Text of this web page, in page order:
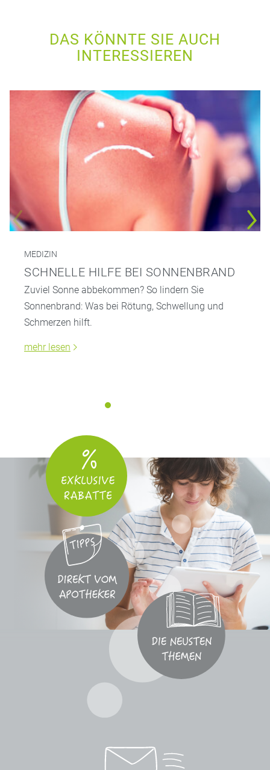
DAS KÖNNTE SIE AUCH
INTERESSIEREN
MEDIZIN
SCHNELLE HILFE BEI SONNENBRAND
Zuviel Sonne abbekommen? So lindern Sie
Sonnenbrand: Was bei Rötung, Schwellung und
Schmerzen hilft.
mehr lesen